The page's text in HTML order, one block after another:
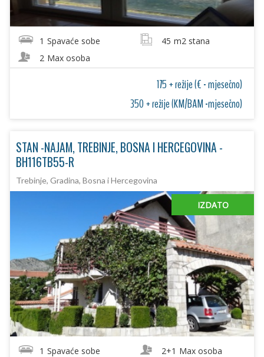
1 Spavaće sobe 45 m2 stana
2 Max osoba
175 + režije (€ - mjesečno)
350 + režije (KM/BAM -mjesečno)
STAN -NAJAM, TREBINJE, BOSNA I HERCEGOVINA -
BH116TB55-R
Trebinje, Gradina, Bosna i Hercegovina
IZDATO
1 Spavaće sobe 2+1 Max osoba